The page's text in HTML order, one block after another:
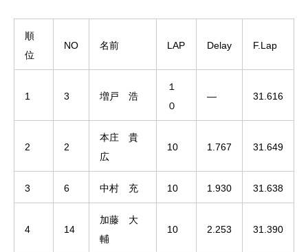
順
位
NO 名前 LAP Delay F.Lap
1 3 増戸 浩
１
０
― 31.616
2 2
本庄 貴
広
10 1.767 31.649
3 6 中村 充 10 1.930 31.638
4 14
加藤 大
輔
10 2.253 31.390